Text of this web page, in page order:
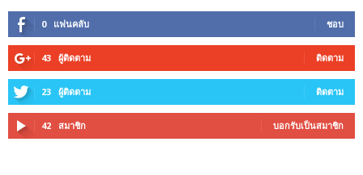
0 แฟนคลับ ชอบ
43 ผู้ติดตาม ติดตาม
23 ผู้ติดตาม ติดตาม
42 สมาชิก บอกรับเป็นสมาชิก